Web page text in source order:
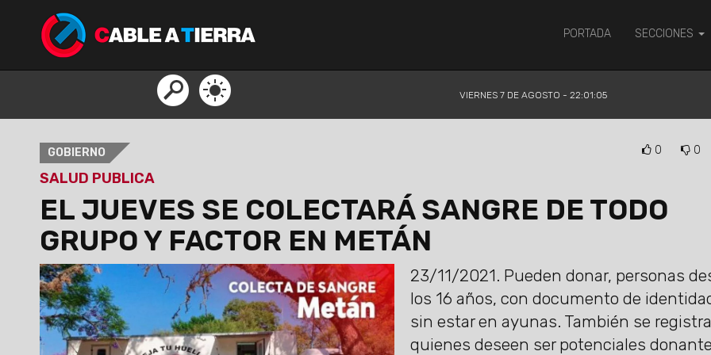
PORTADA SECCIONES
VIERNES 7 DE AGOSTO - 22:01:06
GOBIERNO 0 0
SALUD PUBLICA
EL JUEVES SE COLECTARÁ SANGRE DE TODO
GRUPO Y FACTOR EN METÁN
23/11/2021. Pueden donar, personas
los 16 años, con documento de
sin estar en ayunas. También se
quienes deseen ser potenciales